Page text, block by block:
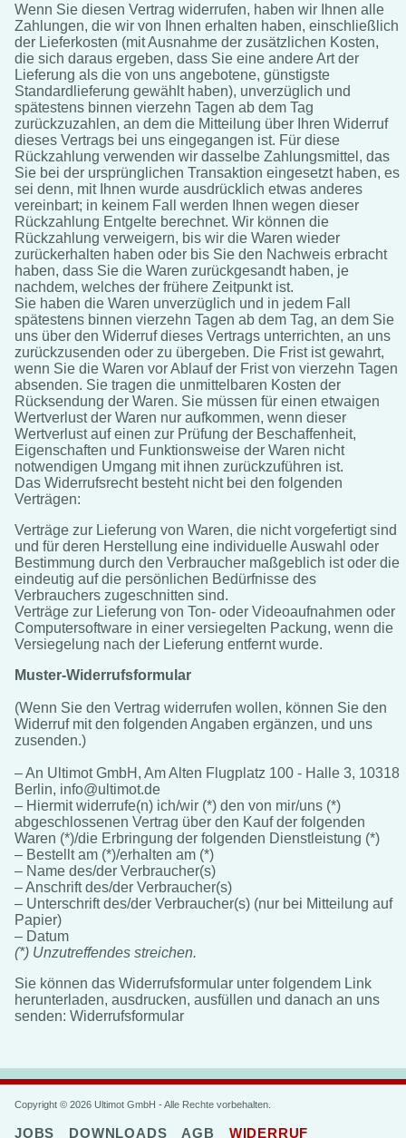
Wenn Sie diesen Vertrag widerrufen, haben wir Ihnen alle
Zahlungen, die wir von Ihnen erhalten haben, einschließlich
der Lieferkosten (mit Ausnahme der zusätzlichen Kosten,
die sich daraus ergeben, dass Sie eine andere Art der
Lieferung als die von uns angebotene, günstigste
Standardlieferung gewählt haben), unverzüglich und
spätestens binnen vierzehn Tagen ab dem Tag
zurückzuzahlen, an dem die Mitteilung über Ihren Widerruf
dieses Vertrags bei uns eingegangen ist. Für diese
Rückzahlung verwenden wir dasselbe Zahlungsmittel, das
Sie bei der ursprünglichen Transaktion eingesetzt haben, es
sei denn, mit Ihnen wurde ausdrücklich etwas anderes
vereinbart; in keinem Fall werden Ihnen wegen dieser
Rückzahlung Entgelte berechnet. Wir können die
Rückzahlung verweigern, bis wir die Waren wieder
zurückerhalten haben oder bis Sie den Nachweis erbracht
haben, dass Sie die Waren zurückgesandt haben, je
nachdem, welches der frühere Zeitpunkt ist.
Sie haben die Waren unverzüglich und in jedem Fall
spätestens binnen vierzehn Tagen ab dem Tag, an dem Sie
uns über den Widerruf dieses Vertrags unterrichten, an uns
zurückzusenden oder zu übergeben. Die Frist ist gewahrt,
wenn Sie die Waren vor Ablauf der Frist von vierzehn Tagen
absenden. Sie tragen die unmittelbaren Kosten der
Rücksendung der Waren. Sie müssen für einen etwaigen
Wertverlust der Waren nur aufkommen, wenn dieser
Wertverlust auf einen zur Prüfung der Beschaffenheit,
Eigenschaften und Funktionsweise der Waren nicht
notwendigen Umgang mit ihnen zurückzuführen ist.
Das Widerrufsrecht besteht nicht bei den folgenden
Verträgen:
Verträge zur Lieferung von Waren, die nicht vorgefertigt sind
und für deren Herstellung eine individuelle Auswahl oder
Bestimmung durch den Verbraucher maßgeblich ist oder die
eindeutig auf die persönlichen Bedürfnisse des
Verbrauchers zugeschnitten sind.
Verträge zur Lieferung von Ton- oder Videoaufnahmen oder
Computersoftware in einer versiegelten Packung, wenn die
Versiegelung nach der Lieferung entfernt wurde.
Muster-Widerrufsformular
(Wenn Sie den Vertrag widerrufen wollen, können Sie den
Widerruf mit den folgenden Angaben ergänzen, und uns
zusenden.)
– An Ultimot GmbH, Am Alten Flugplatz 100 - Halle 3, 10318
Berlin, info@ultimot.de
– Hiermit widerrufe(n) ich/wir (*) den von mir/uns (*)
abgeschlossenen Vertrag über den Kauf der folgenden
Waren (*)/die Erbringung der folgenden Dienstleistung (*)
– Bestellt am (*)/erhalten am (*)
– Name des/der Verbraucher(s)
– Anschrift des/der Verbraucher(s)
– Unterschrift des/der Verbraucher(s) (nur bei Mitteilung auf
Papier)
– Datum
(*) Unzutreffendes streichen.
Sie können das Widerrufsformular unter folgendem Link
herunterladen, ausdrucken, ausfüllen und danach an uns
senden: Widerrufsformular
Copyright © 2026 Ultimot GmbH - Alle Rechte vorbehalten.
JOBS DOWNLOADS AGB WIDERRUF